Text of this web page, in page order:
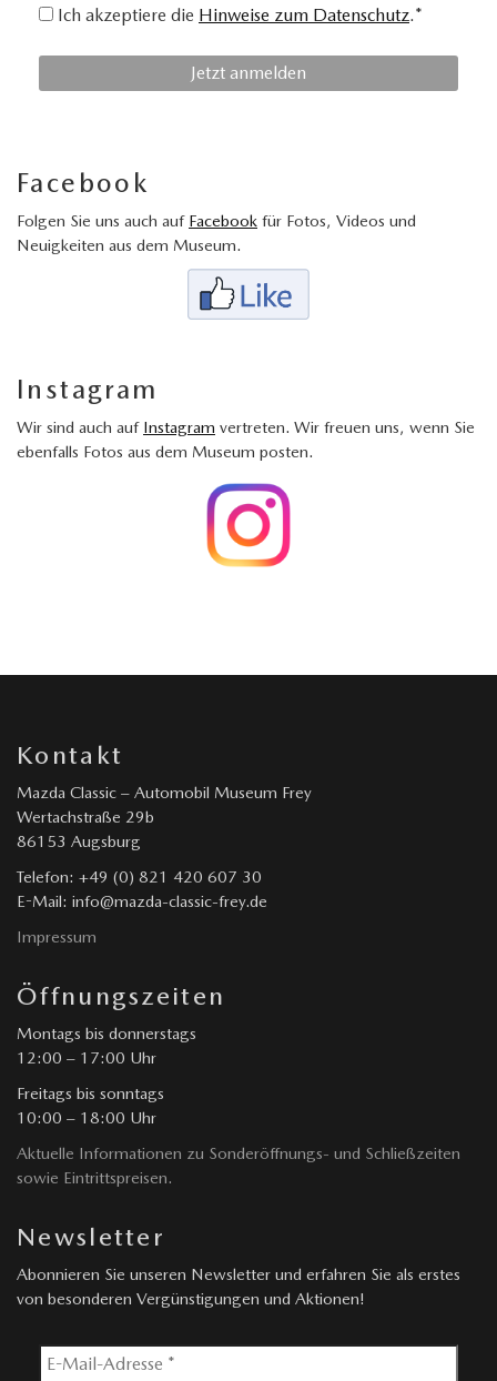
Ich akzeptiere die Hinweise zum Datenschutz.*
Facebook
Folgen Sie uns auch auf Facebook für Fotos, Videos und
Neuigkeiten aus dem Museum.
Instagram
Wir sind auch auf Instagram vertreten. Wir freuen uns, wenn Sie
ebenfalls Fotos aus dem Museum posten.
Kontakt
Mazda Classic – Automobil Museum Frey
Wertachstraße 29b
86153 Augsburg
Telefon: +49 (0) 821 420 607 30
E-Mail: info@mazda-classic-frey.de
Impressum
Öffnungszeiten
Montags bis donnerstags
12:00 – 17:00 Uhr
Freitags bis sonntags
10:00 – 18:00 Uhr
Aktuelle Informationen zu Sonderöffnungs- und Schließzeiten
sowie Eintrittspreisen.
Newsletter
Abonnieren Sie unseren Newsletter und erfahren Sie als erstes
von besonderen Vergünstigungen und Aktionen!